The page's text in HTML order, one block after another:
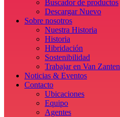
Buscador de productos
Descargar Nuevo
Sobre nosotros
Nuestra Historia
Historia
Hibridación
Sostenibilidad
Trabajar en Van Zanten
Noticias & Eventos
Contacto
Ubicaciones
Equipo
Agentes